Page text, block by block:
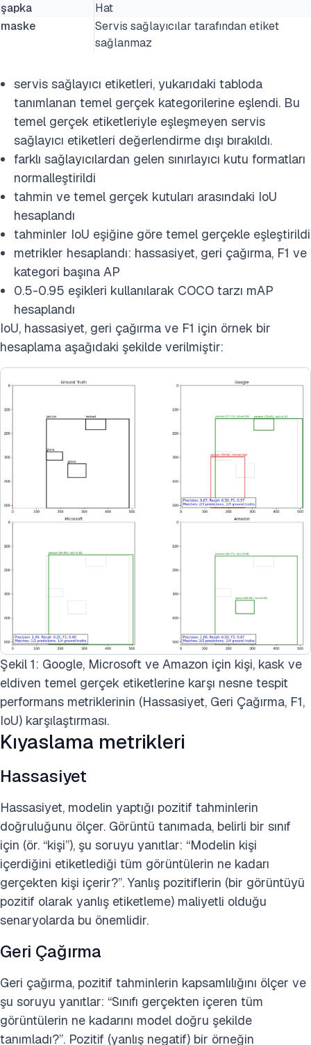
şapka
Hat
maske
Servis sağlayıcılar tarafından etiket
sağlanmaz
servis sağlayıcı etiketleri, yukarıdaki tabloda
tanımlanan temel gerçek kategorilerine eşlendi. Bu
temel gerçek etiketleriyle eşleşmeyen servis
sağlayıcı etiketleri değerlendirme dışı bırakıldı.
farklı sağlayıcılardan gelen sınırlayıcı kutu formatları
normalleştirildi
tahmin ve temel gerçek kutuları arasındaki IoU
hesaplandı
tahminler IoU eşiğine göre temel gerçekle eşleştirildi
metrikler hesaplandı: hassasiyet, geri çağırma, F1 ve
kategori başına AP
0.5-0.95 eşikleri kullanılarak COCO tarzı mAP
hesaplandı
IoU, hassasiyet, geri çağırma ve F1 için örnek bir
hesaplama aşağıdaki şekilde verilmiştir:
Şekil 1: Google, Microsoft ve Amazon için kişi, kask ve
eldiven temel gerçek etiketlerine karşı nesne tespit
performans metriklerinin (Hassasiyet, Geri Çağırma, F1,
IoU) karşılaştırması.
Kıyaslama metrikleri
Hassasiyet
Hassasiyet, modelin yaptığı pozitif tahminlerin
doğruluğunu ölçer. Görüntü tanımada, belirli bir sınıf
için (ör. “kişi”), şu soruyu yanıtlar: “Modelin kişi
içerdiğini etiketlediği tüm görüntülerin ne kadarı
gerçekten kişi içerir?”. Yanlış pozitiflerin (bir görüntüyü
pozitif olarak yanlış etiketleme) maliyetli olduğu
senaryolarda bu önemlidir.
Geri Çağırma
Geri çağırma, pozitif tahminlerin kapsamlılığını ölçer ve
şu soruyu yanıtlar: “Sınıfı gerçekten içeren tüm
görüntülerin ne kadarını model doğru şekilde
tanımladı?”. Pozitif (yanlış negatif) bir örneğin